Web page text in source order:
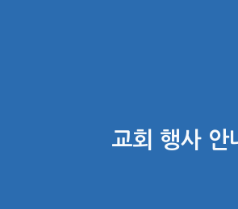
교회 행사 안